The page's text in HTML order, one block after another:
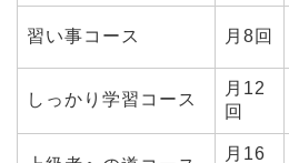
習い事コース 月8回
しっかり学習コース
月12
回
月16